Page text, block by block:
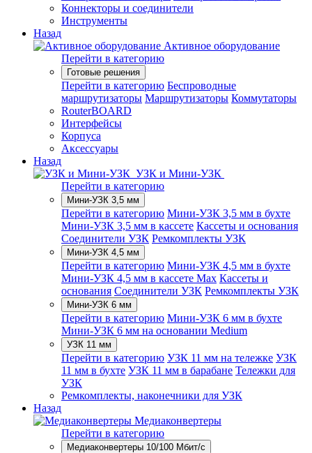
Коннекторы и соединители
Инструменты
Назад
Активное оборудование
Перейти в категорию
Готовые решения
Перейти в категорию Беспроводные
маршрутизаторы Маршрутизаторы Коммутаторы
RouterBOARD
Интерфейсы
Корпуса
Аксессуары
Назад
УЗК и Мини-УЗК
Перейти в категорию
Мини-УЗК 3,5 мм
Перейти в категорию Мини-УЗК 3,5 мм в бухте
Мини-УЗК 3,5 мм в кассете Кассеты и основания
Соединители УЗК Ремкомплекты УЗК
Мини-УЗК 4,5 мм
Перейти в категорию Мини-УЗК 4,5 мм в бухте
Мини-УЗК 4,5 мм в кассете Max Кассеты и
основания Соединители УЗК Ремкомплекты УЗК
Мини-УЗК 6 мм
Перейти в категорию Мини-УЗК 6 мм в бухте
Мини-УЗК 6 мм на основании Medium
УЗК 11 мм
Перейти в категорию УЗК 11 мм на тележке УЗК
11 мм в бухте УЗК 11 мм в барабане Тележки для
УЗК
Ремкомплекты, наконечники для УЗК
Назад
Медиаконвертеры
Перейти в категорию
Медиаконвертеры 10/100 Мбит/с